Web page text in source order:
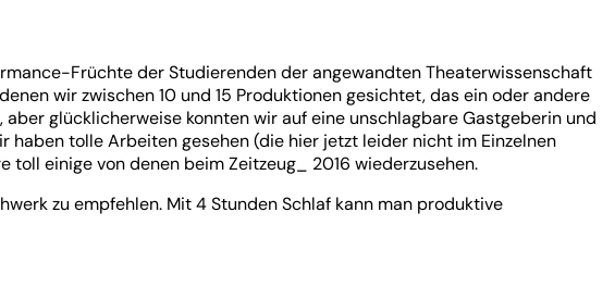
Früchte der Studierenden der angewandten Theaterwissenschaft
wir zwischen 10 und 15 Produktionen gesichtet, das ein oder andere
glücklicherweise konnten wir auf eine unschlagbare Gastgeberin und
tolle Arbeiten gesehen (die hier jetzt leider nicht im Einzelnen
einige von denen beim Zeitzeug_ 2016 wiederzusehen.
zu empfehlen. Mit 4 Stunden Schlaf kann man produktive